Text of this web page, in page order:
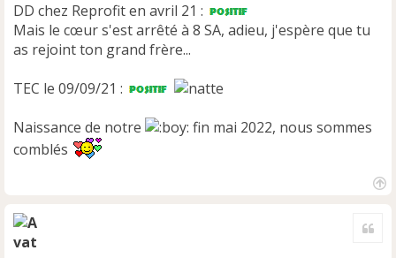
DD chez Reprofit en avril 21 :
Mais le cœur s'est arrêté à 8 SA, adieu, j'espère que tu
as rejoint ton grand frère...
TEC le 09/09/21 :
Naissance de notre
fin mai 2022, nous sommes
comblés